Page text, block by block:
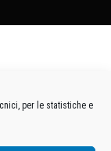
per le statistiche e